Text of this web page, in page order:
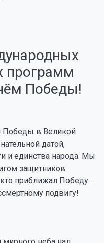
программ
Победы!
Победы в Великой
датой,
и единства народа. Мы
защитников
приближал Победу.
подвигу!